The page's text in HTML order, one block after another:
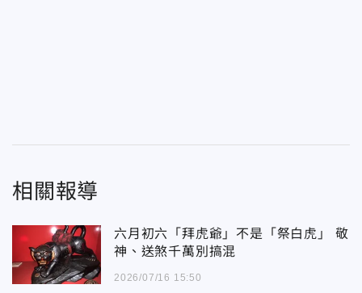
相關報導
六月初六「拜虎爺」不是「祭白虎」 敬
神、送煞千萬別搞混
2026/07/16 15:50